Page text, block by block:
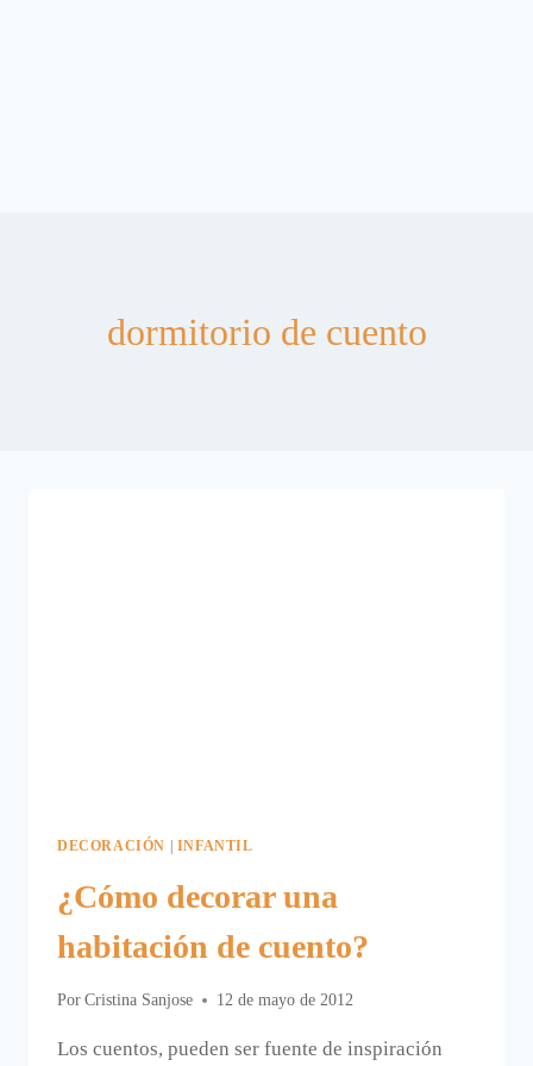
dormitorio de cuento
DECORACIÓN | INFANTIL
¿Cómo decorar una
habitación de cuento?
Por Cristina Sanjose 12 de mayo de 2012
Los cuentos, pueden ser fuente de inspiración